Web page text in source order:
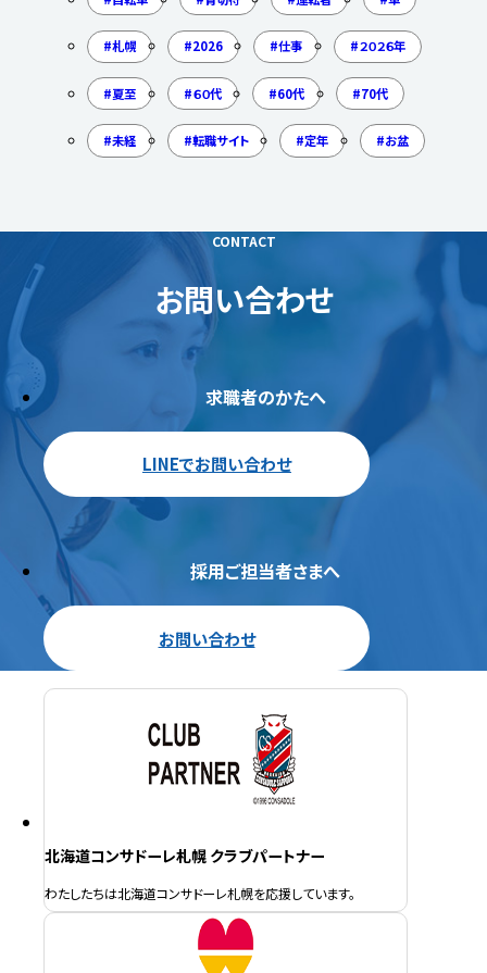
札幌 2026 仕事 ２０２６年
夏至 ６０代 60代 70代
未経 転職サイト 定年 お盆
CONTACT
お問い合わせ
求職者のかたへ
LINEでお問い合わせ
採用ご担当者さまへ
お問い合わせ
北海道コンサドーレ札幌 クラブパートナー
わたしたちは北海道コンサドーレ札幌を応援しています。